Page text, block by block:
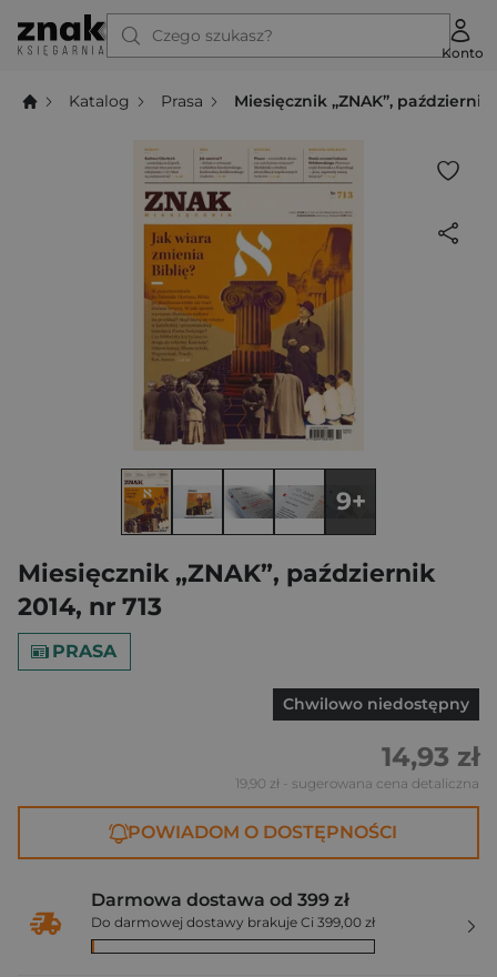
Czego szukasz?
Konto
Katalog Prasa Miesięcznik „ZNAK”, październik
Miesięcznik „ZNAK”, październik
2014, nr 713
PRASA
9+
Chwilowo niedostępny
14,93 zł
19,90 zł - sugerowana cena detaliczna
POWIADOM O DOSTĘPNOŚCI
Darmowa dostawa od 399 zł
Do darmowej dostawy brakuje Ci 399,00 zł